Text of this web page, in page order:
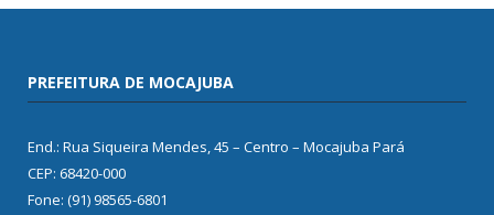
PREFEITURA DE MOCAJUBA
End.: Rua Siqueira Mendes, 45 – Centro – Mocajuba Pará
CEP: 68420-000
Fone: (91) 98565-6801